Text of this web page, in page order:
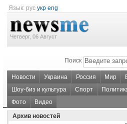
Язык: рус укр eng
Четверг, 06 Август
Поиск
Новости Украина Россия Мир
Шоу-биз и культура
Спорт
Фото
Видео
Архив новостей